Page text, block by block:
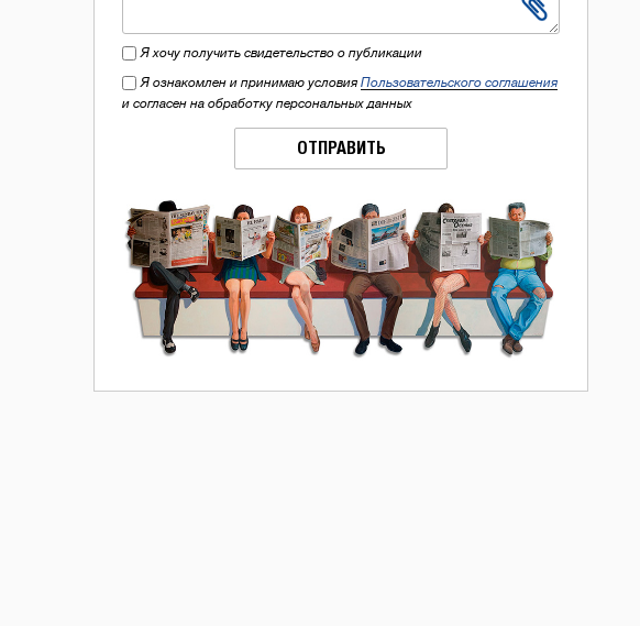
Я хочу получить свидетельство о публикации
Я ознакомлен и принимаю условия Пользовательского соглашения
и согласен на обработку персональных данных
ОТПРАВИТЬ